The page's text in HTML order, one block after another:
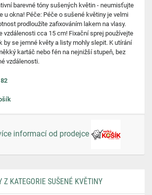
barevné tóny sušených květin - neumisťujte
u okna! Péče: Péče o sušené květiny je velmi
prodloužíte zafixováním lakem na vlasy.
vzdálenosti cca 15 cm! Fixační sprej používejte
by se jemné květy a listy mohly slepit. K utírání
kartáč nebo fén na nejnižší stupeň, bez
vzdálenosti.
informací od prodejce
Z KATEGORIE SUŠENÉ KVĚTINY